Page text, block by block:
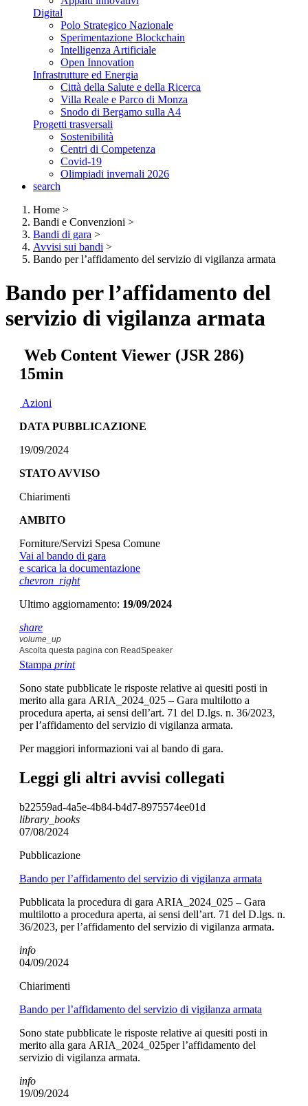
Digital
Polo Strategico Nazionale
Sperimentazione Blockchain
Intelligenza Artificiale
Open Innovation
Infrastrutture ed Energia
Città della Salute e della Ricerca
Villa Reale e Parco di Monza
Snodo di Bergamo sulla A4
Progetti trasversali
Sostenibilità
Centri di Competenza
Covid-19
Olimpiadi invernali 2026
search
Home >
Bandi e Convenzioni >
Bandi di gara >
Avvisi sui bandi >
Bando per l’affidamento del servizio di vigilanza armata
Bando per l’affidamento del
servizio di vigilanza armata
Web Content Viewer (JSR 286)
15min
Azioni
DATA PUBBLICAZIONE
19/09/2024
STATO AVVISO
Chiarimenti
AMBITO
Forniture/Servizi Spesa Comune
Vai al bando di gara
e scarica la documentazione
chevron_right
Ultimo aggiornamento: 19/09/2024
share
volume_up
Ascolta questa pagina con ReadSpeaker
Stampa print
Sono state pubblicate le risposte relative ai quesiti posti in
merito alla gara ARIA_2024_025 – Gara multilotto a
procedura aperta, ai sensi dell’art. 71 del D.lgs. n. 36/2023,
per l’affidamento del servizio di vigilanza armata.
Per maggiori informazioni vai al bando di gara.
Leggi gli altri avvisi collegati
b22559ad-4a5e-4b84-b4d7-8975574ee01d
library_books
07/08/2024
Pubblicazione
Bando per l’affidamento del servizio di vigilanza armata
Pubblicata la procedura di gara ARIA_2024_025 – Gara
multilotto a procedura aperta, ai sensi dell’art. 71 del D.lgs. n.
36/2023, per l’affidamento del servizio di vigilanza armata.
info
04/09/2024
Chiarimenti
Bando per l’affidamento del servizio di vigilanza armata
Sono state pubblicate le risposte relative ai quesiti posti in
merito alla gara ARIA_2024_025per l’affidamento del
servizio di vigilanza armata.
info
19/09/2024